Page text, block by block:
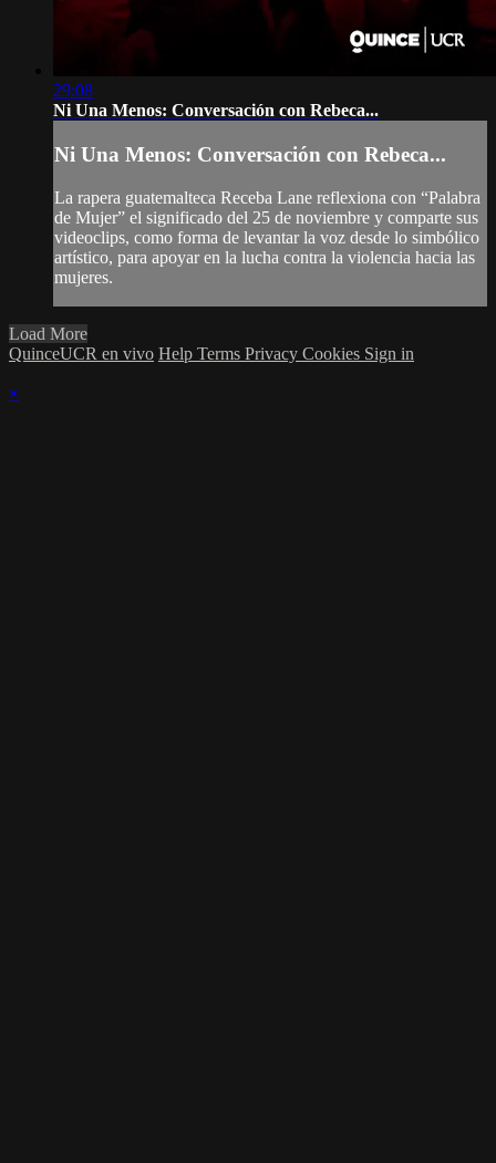
29:08
Ni Una Menos: Conversación con Rebeca...
Ni Una Menos: Conversación con Rebeca...
La rapera guatemalteca Receba Lane reflexiona con “Palabra
de Mujer” el significado del 25 de noviembre y comparte sus
videoclips, como forma de levantar la voz desde lo simbólico
artístico, para apoyar en la lucha contra la violencia hacia las
mujeres.
Load More
QuinceUCR en vivo Help Terms Privacy Cookies Sign in
×